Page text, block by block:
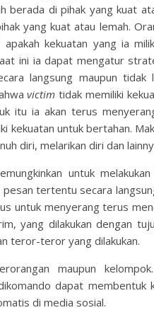
berada di pihak yang kuat
yang kuat atau lemah.
apakah kekuatan yang ia
ini ia dapat mengatur
langsung maupun tidak
victimtidak memiliki
itu ia akan terus
kekuatan untuk bertahan.
diri, melarikan diri dan
untuk melakukan
pesan tertentu secara
untuk menyerang terus
yang dilakukan dengan
teror-teror yang dilakukan.
maupun
dapat membentuk
di media sosial.